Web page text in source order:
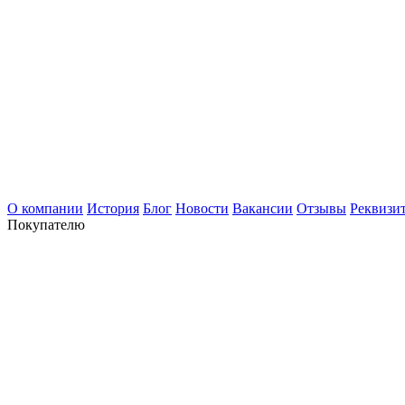
О компании История Блог Новости Вакансии Отзывы
Покупателю